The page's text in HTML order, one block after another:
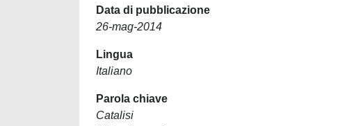
Data di pubblicazione
26-mag-2014
Lingua
Italiano
Parola chiave
Catalisi